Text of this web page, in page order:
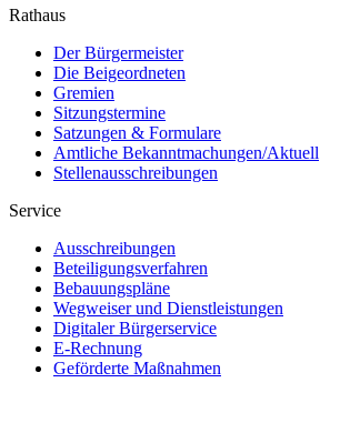
Rathaus
Der Bürgermeister
Die Beigeordneten
Gremien
Sitzungstermine
Satzungen & Formulare
Amtliche Bekanntmachungen/Aktuell
Stellenausschreibungen
Service
Ausschreibungen
Beteiligungsverfahren
Bebauungspläne
Wegweiser und Dienstleistungen
Digitaler Bürgerservice
E-Rechnung
Geförderte Maßnahmen